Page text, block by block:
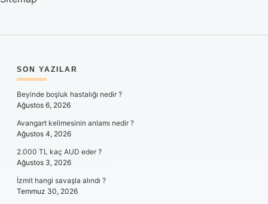
SIDEBAR
SON YAZILAR
Beyinde boşluk hastalığı nedir ?
Ağustos 6, 2026
Avangart kelimesinin anlamı nedir ?
Ağustos 4, 2026
2.000 TL kaç AUD eder ?
Ağustos 3, 2026
İzmit hangi savaşla alındı ?
Temmuz 30, 2026